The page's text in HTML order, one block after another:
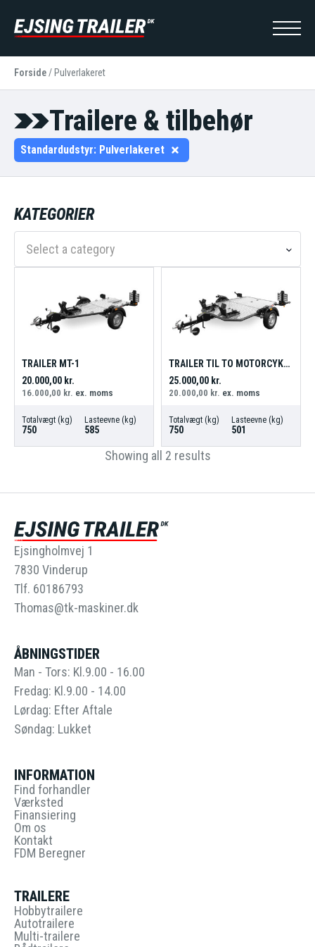
Forside/ Pulverlakeret
Trailere & tilbehør
Standardudstyr: Pulverlakeret
KATEGORIER
Select a category
Showing all 2 results
TRAILER MT-1
20.000,00 kr.
16.000,00 kr. ex. moms
Totalvægt (kg)
750
Lasteevne (kg)
585
TRAILER TIL TO MOTORCYKLER MT-2
25.000,00 kr.
20.000,00 kr. ex. moms
Totalvægt (kg)
750
Lasteevne (kg)
501
Ejsingholmvej 1
7830 Vinderup
Tlf. 60186793
Thomas@tk-maskiner.dk
ÅBNINGSTIDER
Man - Tors: Kl.9.00 - 16.00
Fredag: Kl.9.00 - 14.00
Lørdag: Efter Aftale
Søndag: Lukket
INFORMATION
Find forhandler
Værksted
Finansiering
Om os
Kontakt
FDM Beregner
TRAILERE
Hobbytrailere
Autotrailere
Multi-trailere